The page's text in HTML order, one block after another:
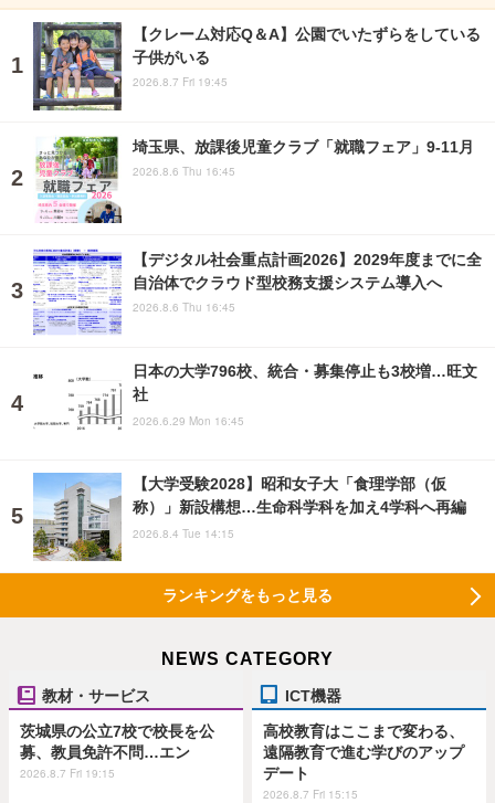
【クレーム対応Q＆A】公園でいたずらをしている
子供がいる
2026.8.7 Fri 19:45
埼玉県、放課後児童クラブ「就職フェア」9-11月
2026.8.6 Thu 16:45
【デジタル社会重点計画2026】2029年度までに全
自治体でクラウド型校務支援システム導入へ
2026.8.6 Thu 16:45
日本の大学796校、統合・募集停止も3校増…旺文
社
2026.6.29 Mon 16:45
【大学受験2028】昭和女子大「食理学部（仮
称）」新設構想…生命科学科を加え4学科へ再編
2026.8.4 Tue 14:15
ランキングをもっと見る
NEWS CATEGORY
教材・サービス
茨城県の公立7校で校長を公
募、教員免許不問…エン
2026.8.7 Fri 19:15
ICT機器
高校教育はここまで変わる、
遠隔教育で進む学びのアップ
デート
2026.8.7 Fri 15:15